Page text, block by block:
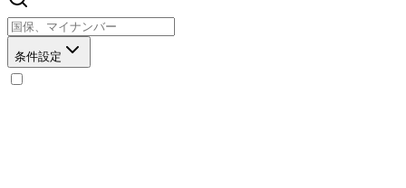
条件設定